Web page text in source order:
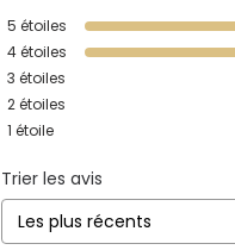
5 étoiles
4étoiles
3 étoiles
2étoiles
1 étoile
Trier les avis